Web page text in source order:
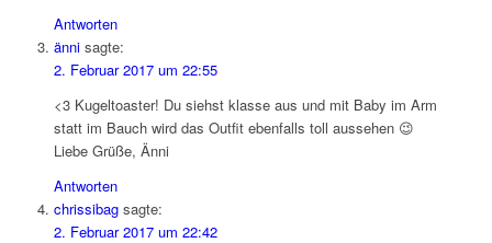
Antworten
änni sagte:
2. Februar 2017 um 22:55
<3 Kugeltoaster! Du siehst klasse aus und mit Baby im Arm
statt im Bauch wird das Outfit ebenfalls toll aussehen 😉
Liebe Grüße, Änni
Antworten
chrissibag sagte:
2. Februar 2017 um 22:42